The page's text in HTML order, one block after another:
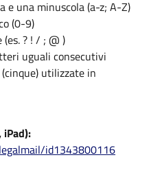
e una minuscola (a-z; A-Z)
(0-9)
? ! / ; @ )
uguali consecutivi
utilizzate in
iPad):
id1343800116